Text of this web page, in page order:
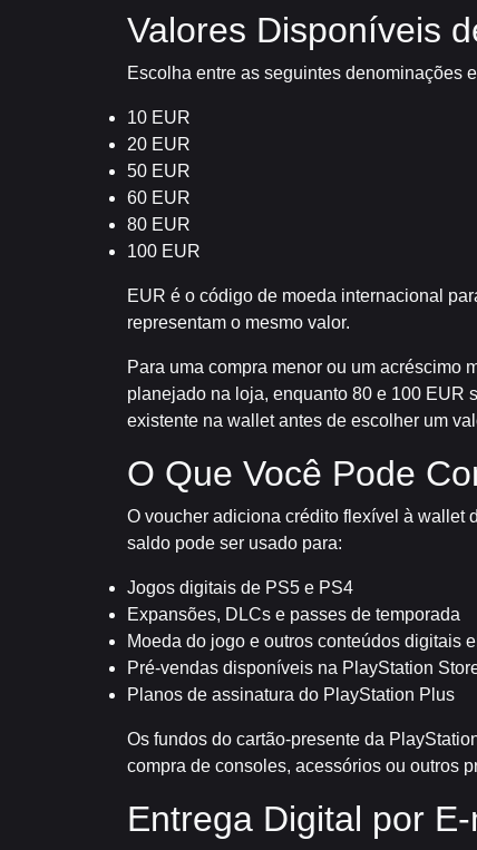
Valores Disponíveis
Escolha entre as seguintes denominações
10 EUR
20 EUR
50 EUR
60 EUR
80 EUR
100 EUR
EUR é o código de moeda internacional
representam o mesmo valor.
Para uma compra menor ou um acréscimo
planejado na loja, enquanto 80 e 100 EUR
existente na wallet antes de escolher um
O Que Você Pode
O voucher adiciona crédito flexível à wallet
saldo pode ser usado para:
Jogos digitais de PS5 e PS4
Expansões, DLCs e passes de temporada
Moeda do jogo e outros conteúdos digitais
Pré-vendas disponíveis na PlayStation
Planos de assinatura do PlayStation Plus
Os fundos do cartão-presente da
compra de consoles, acessórios ou outros
Entrega Digital por